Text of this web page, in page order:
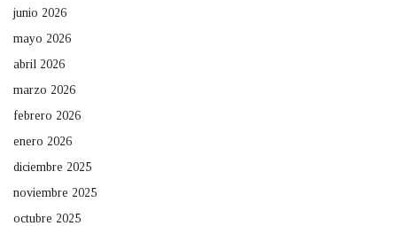
junio 2026
mayo 2026
abril 2026
marzo 2026
febrero 2026
enero 2026
diciembre 2025
noviembre 2025
octubre 2025